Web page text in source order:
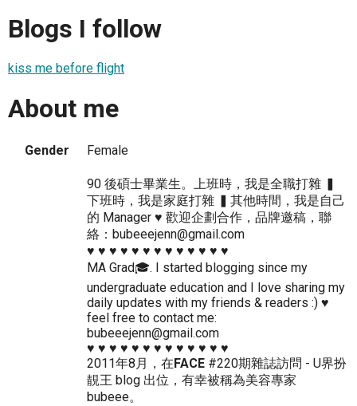
Blogs I follow
kiss me before flight
About me
Gender Female
90 後碩士畢業生。上班時，我是全職打雜 ▍
下班時，我是家庭打雜 ▍其他時間，我是自己
的 Manager ♥ 歡迎企劃合作，品牌邀稿，聯
絡：bubeeejenn@gmail.com
♥ ♥ ♥ ♥ ♥ ♥ ♥ ♥ ♥ ♥ ♥ ♥ ♥
MA Grad🎓. I started blogging since my
undergraduate education and I love sharing my
daily updates with my friends & readers :) ♥
feel free to contact me:
bubeeejenn@gmail.com
♥ ♥ ♥ ♥ ♥ ♥ ♥ ♥ ♥ ♥ ♥ ♥ ♥
2011年8月，在 FACE #220期雜誌訪問 - U界扮
靚王 blog 出位，有幸被稱為美容專家
bubeee。